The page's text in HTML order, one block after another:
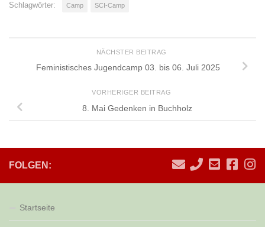
Schlagwörter: Camp SCI-Camp
NÄCHSTER BEITRAG
Feministisches Jugendcamp 03. bis 06. Juli 2025
VORHERIGER BEITRAG
8. Mai Gedenken in Buchholz
FOLGEN:
Startseite